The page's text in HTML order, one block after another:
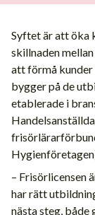
Syftet är att öka
skillnaden
att förmå kunder
bygger på de
etablerade i
– Frisörlicensen
har rätt
nästa steg, både